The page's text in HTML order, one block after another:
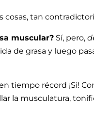
tan
muscular? Sí, pero,
de grasa y luego
tiempo récord ¡Si!
la musculatura,